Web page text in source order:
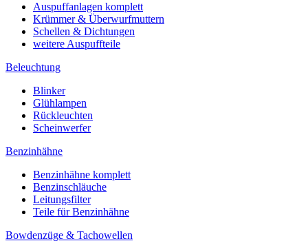
Auspuffanlagen komplett
Krümmer & Überwurfmuttern
Schellen & Dichtungen
weitere Auspuffteile
Beleuchtung
Blinker
Glühlampen
Rückleuchten
Scheinwerfer
Benzinhähne
Benzinhähne komplett
Benzinschläuche
Leitungsfilter
Teile für Benzinhähne
Bowdenzüge & Tachowellen